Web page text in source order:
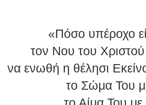
«Πόσο υπέροχο
τον Νου του
να ενωθή η θέλησι
το Σώμα Του